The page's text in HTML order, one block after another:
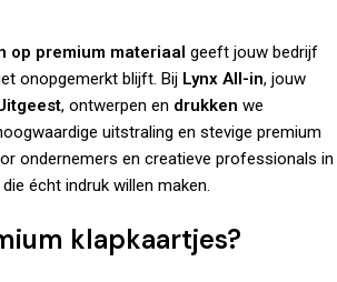
op premium materiaal geeft jouw bedrijf
onopgemerkt blijft. Bij Lynx All-in, jouw
, ontwerpen en drukken we
uitstraling en stevige premium
ondernemers en creatieve professionals in
die écht indruk willen maken.
klapkaartjes?